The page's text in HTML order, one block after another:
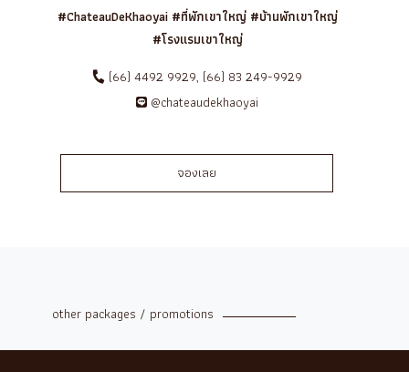
#ChateauDeKhaoyai #ที่พักเขาใหญ่ #บ้านพักเขาใหญ่
#โรงแรมเขาใหญ่
(66) 4492 9929, (66) 83 249-9929
@chateaudekhaoyai
จองเลย
other packages / promotions